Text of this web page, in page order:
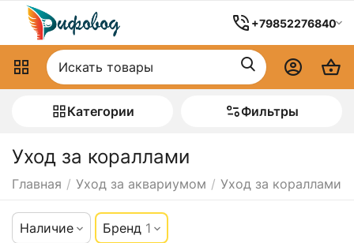
+79852276840
Категории Фильтры
Уход за кораллами
Главная / Уход за аквариумом / Уход за кораллами
Наличие Бренд 1